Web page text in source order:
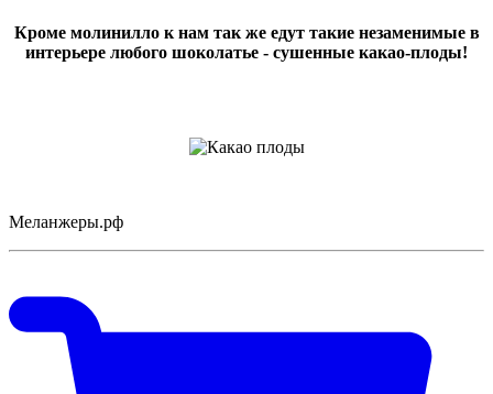
Кроме молинилло к нам так же едут такие незаменимые в
интерьере любого шоколатье - сушенные какао-плоды!
Меланжеры.рф